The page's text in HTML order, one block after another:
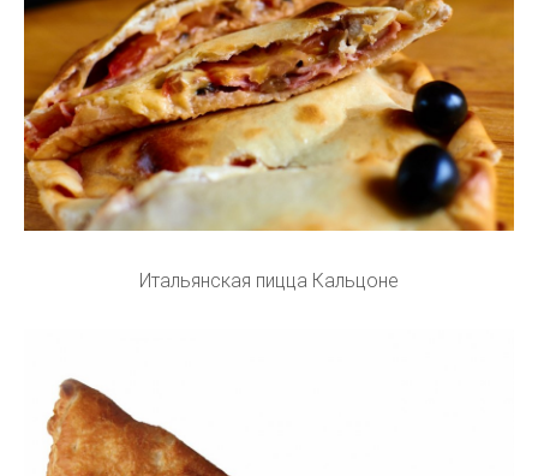
Итальянская пицца Кальцоне